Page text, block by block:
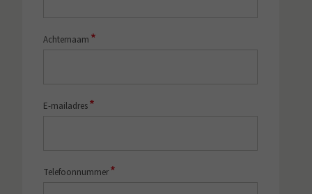
Achternaam *
E-mailadres*
Telefoonnummer*